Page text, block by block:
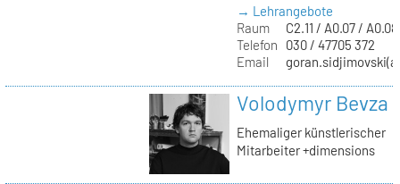
→ Lehrangebote
Raum
C2.11 / A0.07 / A0.08
Telefon
030 / 47705 372
Email
Volodymyr Bevza
Ehemaliger künstlerischer
Mitarbeiter +dimensions